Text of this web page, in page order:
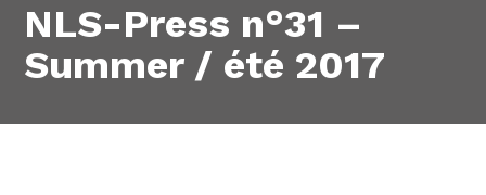
NLS-Press n°31 –
Summer / été 2017